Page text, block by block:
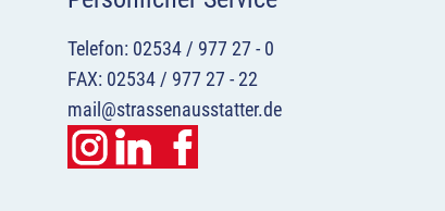
Telefon: 02534 / 977 27 - 0
FAX: 02534 / 977 27 - 22
mail@strassenausstatter.de